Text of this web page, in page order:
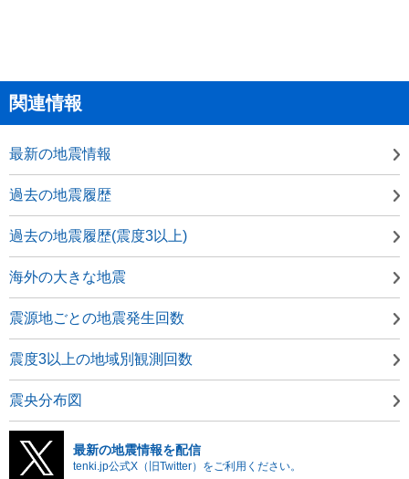
関連情報
最新の地震情報
過去の地震履歴
過去の地震履歴(震度3以上)
海外の大きな地震
震源地ごとの地震発生回数
震度3以上の地域別観測回数
震央分布図
最新の地震情報を配信
tenki.jp公式X（旧Twitter）をご利用ください。